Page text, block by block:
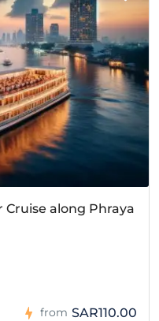
along Phraya
from SAR110.00